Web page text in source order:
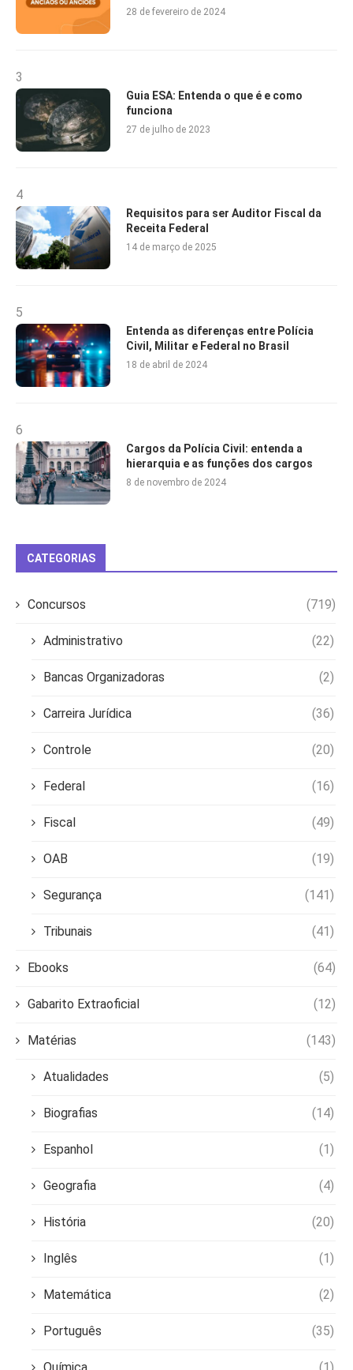
28 de fevereiro de 2024
3
Guia ESA: Entenda o que é e como
funciona
27 de julho de 2023
4
Requisitos para ser Auditor Fiscal da
Receita Federal
14 de março de 2025
5
Entenda as diferenças entre Polícia
Civil, Militar e Federal no Brasil
18 de abril de 2024
6
Cargos da Polícia Civil: entenda a
hierarquia e as funções dos cargos
8 de novembro de 2024
CATEGORIAS
Concursos (719)
Administrativo (22)
Bancas Organizadoras (2)
Carreira Jurídica (36)
Controle (20)
Federal (16)
Fiscal (49)
OAB (19)
Segurança (141)
Tribunais (41)
Ebooks (64)
Gabarito Extraoficial (12)
Matérias (143)
Atualidades (5)
Biografias (14)
Espanhol (1)
Geografia (4)
História (20)
Inglês (1)
Matemática (2)
Português (35)